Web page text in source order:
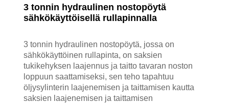
3 tonnin hydraulinen nostopöytä
sähkökäyttöisellä rullapinnalla
3 tonnin hydraulinen nostopöytä, jossa on
sähkökäyttöinen rullapinta, on saksien
tukikehyksen laajennus ja taitto tavaran noston
loppuun saattamiseksi, sen teho tapahtuu
öljysylinterin laajenemisen ja taittamisen kautta
saksien laajenemisen ja taittamisen